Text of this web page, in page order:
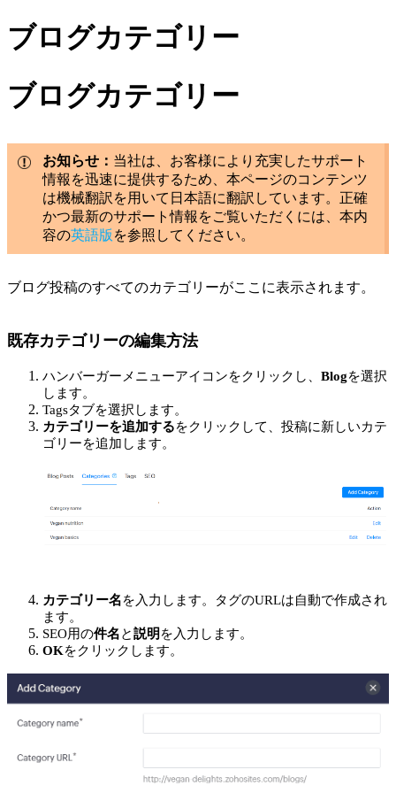
ブログカテゴリー
ブログカテゴリー
お知らせ： 当社は、お客様により充実したサポート
情報を迅速に提供するため、本ページのコンテンツ
は機械翻訳を用いて日本語に翻訳しています。正確
かつ最新のサポート情報をご覧いただくには、本内
容の英語版 を参照してください。
ブログ投稿のすべてのカテゴリーがここに表示されます。
既存カテゴリーの編集方法
ハンバーガーメニューアイコンをクリックし、 Blogを選択
します。
Tagsタブを選択します。
カテゴリーを追加するをクリックして、投稿に新しいカテ
ゴリーを追加します。
カテゴリー名を入力します。タグのURLは自動で作成され
ます。
SEO用の件名と説明 を入力します。
OKをクリックします。